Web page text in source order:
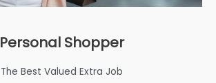
Personal Shopper
The Best Valued Extra Job